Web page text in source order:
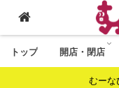
トップ 開店・閉店
むーな